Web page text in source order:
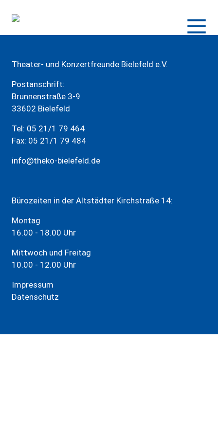
Inhalt
Theater- und Konzertfreunde Bielefeld e.V.
Postanschrift:
Brunnenstraße 3-9
33602 Bielefeld
Tel: 05 21/1 79 464
Fax: 05 21/1 79 484
info@theko-bielefeld.de
Bürozeiten in der Altstädter Kirchstraße 14:
Montag
16.00 - 18.00 Uhr
Mittwoch und Freitag
10.00 - 12.00 Uhr
Impressum
Datenschutz